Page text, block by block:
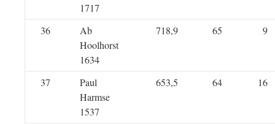
1717
36
Ab
Hoolhorst
1634
718,9 65 9
37
Paul
Harmse
1537
653,5 64 16